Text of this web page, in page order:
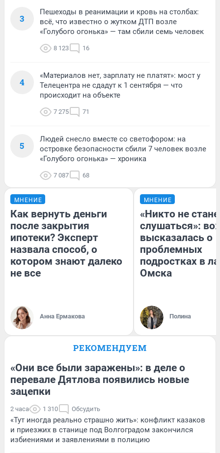
3
Пешеходы в реанимации и кровь на столбах:
всё, что известно о жутком ДТП возле
«Голубого огонька» — там сбили семь человек
8 123 16
4
«Материалов нет, зарплату не платят»: мост у
Телецентра не сдадут к 1 сентября — что
происходит на объекте
7 275 71
5
Людей снесло вместе со светофором: на
островке безопасности сбили 7 человек возле
«Голубого огонька» — хроника
7 087 68
МНЕНИЕ
Как вернуть деньги
после закрытия
ипотеки? Эксперт
назвала способ, о
котором знают далеко
не все
Анна Ермакова
МНЕНИЕ
«Никто не
слушаться»:
высказалась о
проблемных
подростках в
Омска
Полина
РЕКОМЕНДУЕМ
«Они все были заражены»: в деле о
перевале Дятлова появились новые
зацепки
2 часа 1 310 Обсудить
«Тут иногда реально страшно жить»: конфликт казаков
и приезжих в станице под Волгоградом закончился
избиениями и заявлениями в полицию